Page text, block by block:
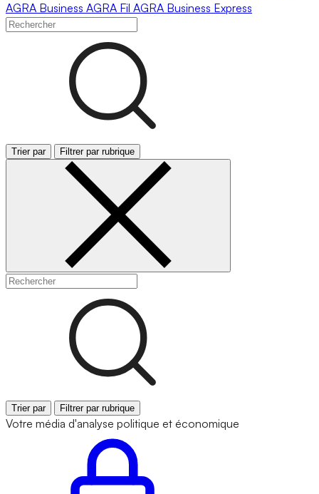
AGRA Business AGRA Fil AGRA Business Express
Trier par Filtrer par rubrique
Trier par Filtrer par rubrique
Votre média d'analyse politique et économique